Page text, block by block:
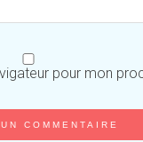
pour mon